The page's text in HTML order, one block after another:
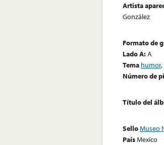
Artista
González
Formato de
Lado A:A
Tema humor,
Número de
Título del
SelloMuseo
PaísMexico